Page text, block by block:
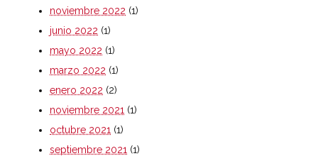
noviembre 2022 (1)
junio 2022 (1)
mayo 2022 (1)
marzo 2022 (1)
enero 2022 (2)
noviembre 2021 (1)
octubre 2021 (1)
septiembre 2021 (1)